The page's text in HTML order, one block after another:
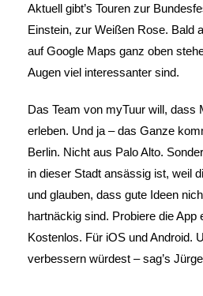
Aktuell gibt’s Touren zur
Einstein, zur Weißen Rose. Bald
auf Google Maps ganz oben
Augen viel interessanter sind.
Das Team von myTuur will, dass
erleben. Und ja – das Ganze
Berlin. Nicht aus Palo Alto.
in dieser Stadt ansässig ist, weil
und glauben, dass gute Ideen
hartnäckig sind. Probiere die App
Kostenlos. Für iOS und Android.
verbessern würdest – sag’s